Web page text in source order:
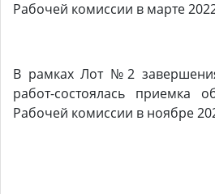
Рабочей комиссии в марте
В рамках Лот №2
работ-состоялась приемка
Рабочей комиссии в ноябре